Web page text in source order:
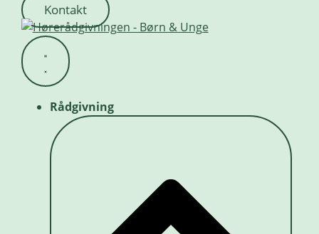
Kontakt
Rådgivning